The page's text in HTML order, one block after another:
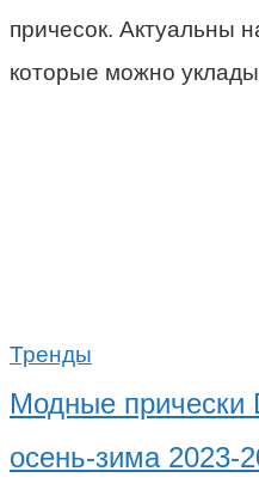
причесок. Актуальны
которые можно
Тренды
Модные прически
осень-зима 2023-